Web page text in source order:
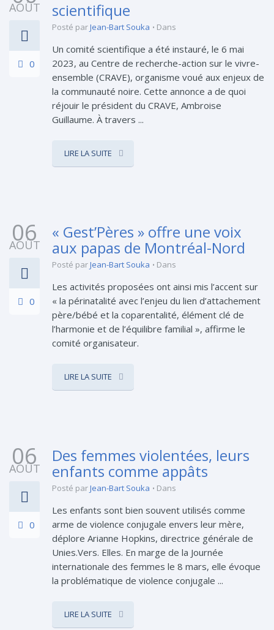
AOÛT
0
scientifique
Posté parJean-Bart Souka Dans
Un comité scientifique a été instauré, le 6 mai
2023, au Centre de recherche-action sur le vivre-
ensemble (CRAVE), organisme voué aux enjeux de
la communauté noire. Cette annonce a de quoi
réjouir le président du CRAVE, Ambroise
Guillaume. À travers ...
LIRE LA SUITE
06
AOÛT
0
« Gest’Pères » offre une voix
aux papas de Montréal-Nord
Posté parJean-Bart Souka Dans
Les activités proposées ont ainsi mis l’accent sur
« la périnatalité avec l’enjeu du lien d’attachement
père/bébé et la coparentalité, élément clé de
l’harmonie et de l’équilibre familial », affirme le
comité organisateur.
LIRE LA SUITE
06
AOÛT
0
Des femmes violentées, leurs
enfants comme appâts
Posté parJean-Bart Souka Dans
Les enfants sont bien souvent utilisés comme
arme de violence conjugale envers leur mère,
déplore Arianne Hopkins, directrice générale de
Unies.Vers. Elles. En marge de la Journée
internationale des femmes le 8 mars, elle évoque
la problématique de violence conjugale ...
LIRE LA SUITE